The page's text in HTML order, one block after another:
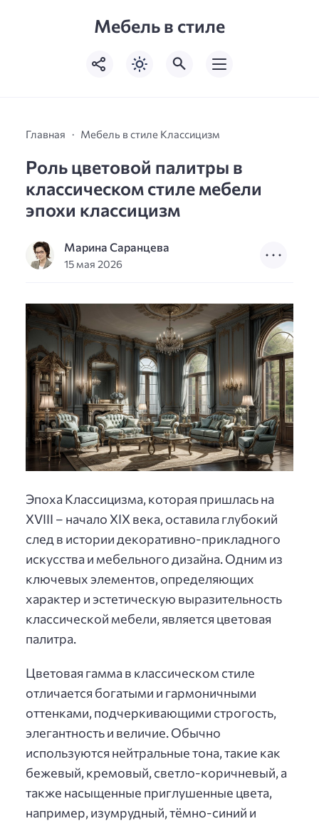
Мебель в стиле
Главная Мебель в стиле Классицизм
Роль цветовой палитры в
классическом стиле мебели
эпохи классицизм
Марина Саранцева
15 мая 2026
Эпоха Классицизма, которая пришлась на
XVIII – начало XIX века, оставила глубокий
след в истории декоративно-прикладного
искусства и мебельного дизайна. Одним из
ключевых элементов, определяющих
характер и эстетическую выразительность
классической мебели, является цветовая
палитра.
Цветовая гамма в классическом стиле
отличается богатыми и гармоничными
оттенками, подчеркивающими строгость,
элегантность и величие. Обычно
используются нейтральные тона, такие как
бежевый, кремовый, светло-коричневый, а
также насыщенные приглушенные цвета,
например, изумрудный, тёмно-синий и